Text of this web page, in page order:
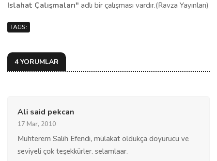
Islahat Çalışmaları" adlı bir çalışması vardır.(Ravza Yayınları)
TAGS:
4 YORUMLAR
Ali said pekcan
17 Mar, 2010
Muhterem Salih Efendi, mülakat oldukça doyurucu ve
seviyeli çok teşekkürler. selamlaar.